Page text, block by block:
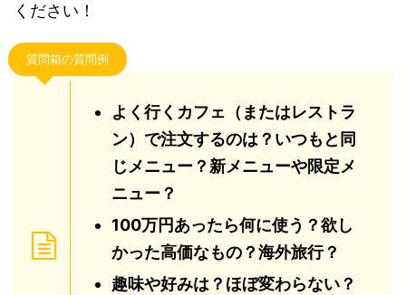
ください！
質問箱の質問例
よく行くカフェ（またはレストラ
ン）で注文するのは？いつもと同
じメニュー？新メニューや限定メ
ニュー？
100万円あったら何に使う？欲し
かった高価なもの？海外旅行？
趣味や好みは？ほぼ変わらない？